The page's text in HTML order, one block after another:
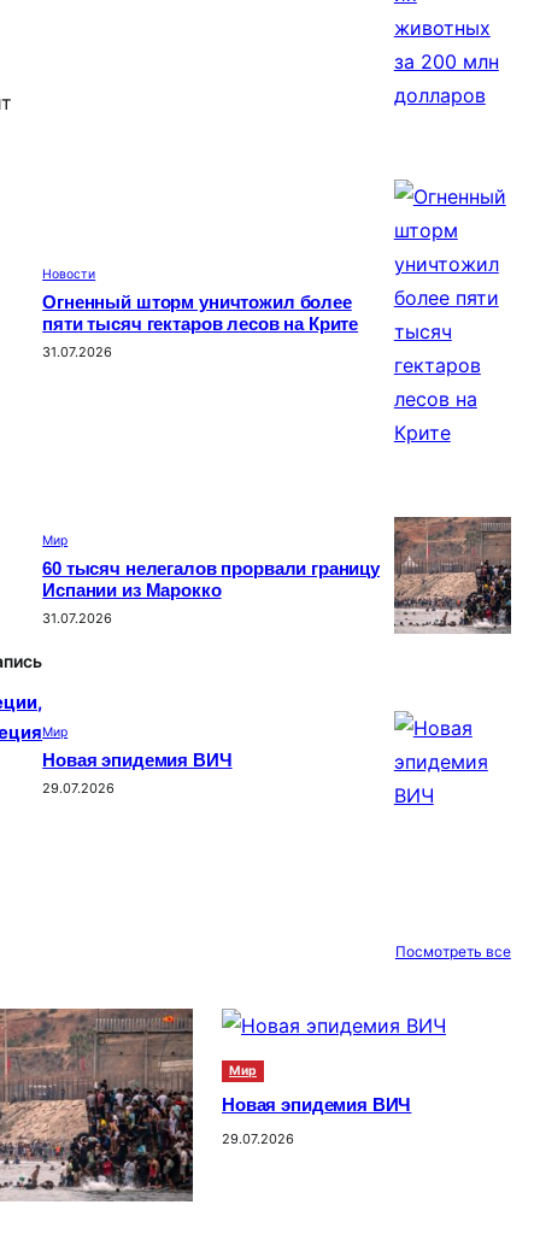
Новости
Огненный шторм уничтожил более
пяти тысяч гектаров лесов на Крите
31.07.2026
Мир
60 тысяч нелегалов прорвали границу
Испании из Марокко
31.07.2026
Мир
Новая эпидемия ВИЧ
29.07.2026
Посмотреть все
Мир
Новая эпидемия ВИЧ
29.07.2026